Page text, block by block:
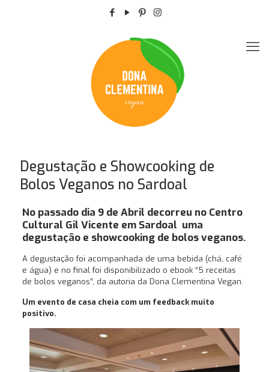
Degustação e Showcooking de
Bolos Veganos no Sardoal
No passado dia 9 de Abril decorreu no Centro
Cultural Gil Vicente em Sardoal uma
degustação e showcooking de bolos veganos.
A degustação foi acompanhada de uma bebida (chá, café
e água) e no final foi disponibilizado o ebook “5 receitas
de bolos veganos”, da autoria da Dona Clementina Vegan.
Um evento de casa cheia com um feedback muito
positivo.